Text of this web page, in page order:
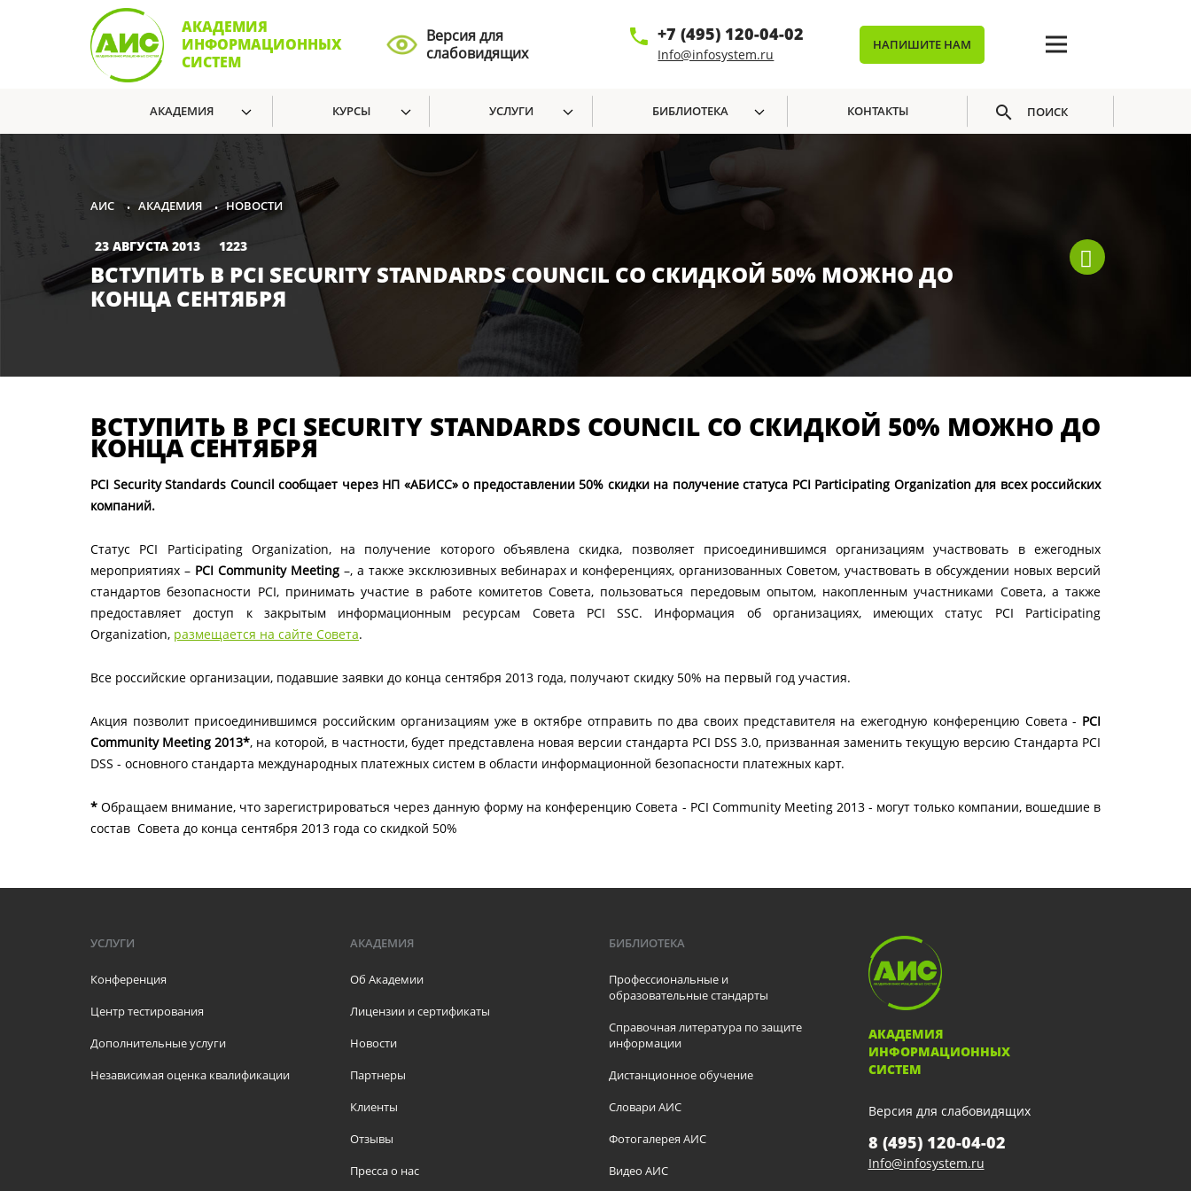
АКАДЕМИЯ
ИНФОРМАЦИОННЫХ
СИСТЕМ
Версия для
слабовидящих
+7 (495) 120-04-02
Info@infosystem.ru
НАПИШИТЕ НАМ
АКАДЕМИЯ КУРСЫ УСЛУГИ БИБЛИОТЕКА КОНТАКТЫ ПОИСК
АИС • АКАДЕМИЯ • НОВОСТИ
23 АВГУСТА 2013 1223
ВСТУПИТЬ В PCI SECURITY STANDARDS COUNCIL СО СКИДКОЙ 50% МОЖНО ДО
КОНЦА СЕНТЯБРЯ
ВСТУПИТЬ В PCI SECURITY STANDARDS COUNCIL СО СКИДКОЙ 50% МОЖНО ДО
КОНЦА СЕНТЯБРЯ
PCI Security Standards Council сообщает через НП «АБИСС» о предоставлении 50% скидки на получение статуса PCI Participating Organization для всех российских
компаний.
Статус PCI Participating Organization, на получение которого объявлена скидка, позволяет присоединившимся организациям участвовать в ежегодных
мероприятиях – PCI Community Meeting–, а также эксклюзивных вебинарах и конференциях, организованных Советом, участвовать в обсуждении новых версий
стандартов безопасности PCI, принимать участие в работе комитетов Совета, пользоваться передовым опытом, накопленным участниками Совета, а также
предоставляет доступ к закрытым информационным ресурсам Совета PCI SSC. Информация об организациях, имеющих статус PCI Participating
Organization, размещается на сайте Совета.
Все российские организации, подавшие заявки до конца сентября 2013 года, получают скидку 50% на первый год участия.
Акция позволит присоединившимся российским организациям уже в октябре отправить по два своих представителя на ежегодную конференцию Совета - PCI
Community Meeting 2013*, на которой, в частности, будет представлена новая версии стандарта PCI DSS 3.0, призванная заменить текущую версию Стандарта PCI
DSS - основного стандарта международных платежных систем в области информационной безопасности платежных карт.
* Обращаем внимание, что зарегистрироваться через данную форму на конференцию Совета - PCI Community Meeting 2013 - могут только компании, вошедшие в
состав Совета до конца сентября 2013 года со скидкой 50%
УСЛУГИ
Конференция
Центр тестирования
Дополнительные услуги
Независимая оценка квалификации
АКАДЕМИЯ
Об Академии
Лицензии и сертификаты
Новости
Партнеры
Клиенты
Отзывы
Пресса о нас
БИБЛИОТЕКА
Профессиональные и
образовательные стандарты
Справочная литература по защите
информации
Дистанционное обучение
Словари АИС
Фотогалерея АИС
Видео АИС
АКАДЕМИЯ
ИНФОРМАЦИОННЫХ
СИСТЕМ
Версия для слабовидящих
8 (495) 120-04-02
Info@infosystem.ru